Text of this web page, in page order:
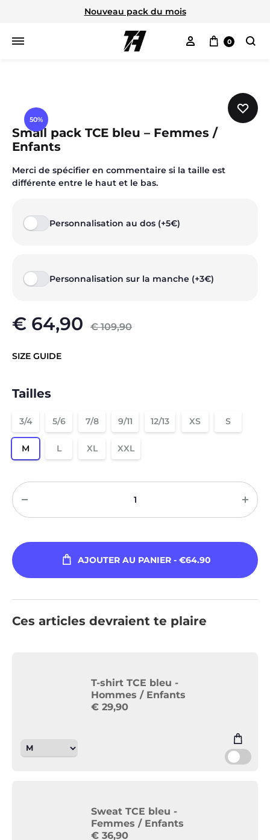
Nouveau pack du mois
Mon compte
Panier
0
50%
Small pack TCE bleu – Femmes /
Enfants
Merci de spécifier en commentaire si la taille est
différente entre le haut et le bas.
Personnalisation au dos (+5€)
Personnalisation sur la manche (+3€)
€ 64,90 €109,90
SIZE GUIDE
Tailles
3/4 5/6 7/8 9/11 12/13 XS S
M L XL XXL
Quantité
AJOUTER AU PANIER - €64.90
Ces articles devraient te plaire
T-shirt TCE bleu -
Hommes / Enfants
€ 29,90
Sweat TCE bleu -
Femmes / Enfants
€ 36,90